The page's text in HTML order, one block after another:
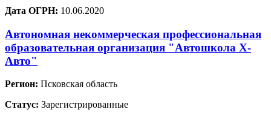
Дата ОГРН: 10.06.2020
Автономная некоммерческая профессиональная
образовательная организация "Автошкола Х-
Авто"
Регион: Псковская область
Статус: Зарегистрированные